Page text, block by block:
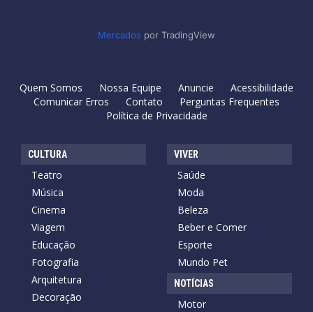
Mercados por TradingView
Quem Somos Nossa Equipe Anuncie
Acessibilidade
Comunicar Erros
Contato
Perguntas Frequentes
Política de Privacidade
CULTURA
Teatro
Música
Cinema
Viagem
Educação
Fotografia
Arquitetura
Decoração
VIVER
Saúde
Moda
Beleza
Beber e Comer
Esporte
Mundo Pet
NOTÍCIAS
Motor